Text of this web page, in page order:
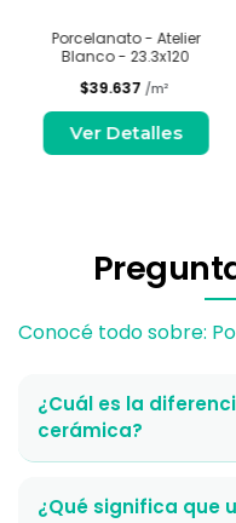
Porcelanato - Atelier
Blanco - 23.3x120
$39.637 /m²
Ver Detalles
Conocé todo sobre:
¿Cuál es la
cerámica?
¿Qué significa que